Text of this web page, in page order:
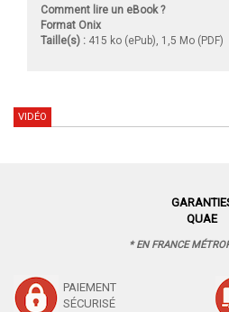
Comment lire un eBook ?
Format Onix
Taille(s) : 415 ko (ePub), 1,5 Mo (PDF)
VIDÉO
QUAE
* EN FRANCE
PAIEMENT
SÉCURISÉ